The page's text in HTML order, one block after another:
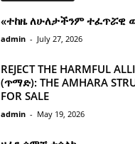
«ተከዜ ለሁለታችንም ተፈጥሯዊ
admin - July 27, 2026
REJECT THE HARMFUL
(ጥማድ): THE AMHARA
FOR SALE
admin - May 19, 2026